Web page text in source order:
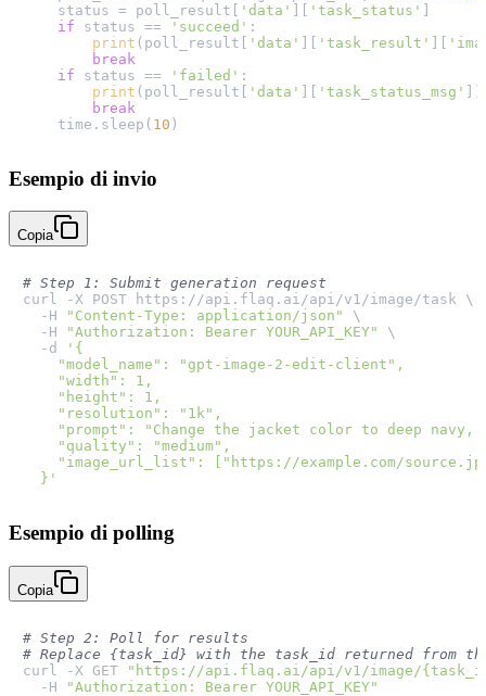
    status = poll_result[
'data' 'task_status'
if status == 'succeed' :
print (poll_result[ 'data' 'task_result'
break
if status == 'failed' :
print (poll_result[ 'data' 'task_status_msg'
break
    time.sleep(
10
Esempio di invio
Copia
# Step 1: Submit generation request
curl -X POST https://api.flaq.ai/api/v1/image/task \
  -H
"Content-Type: application/json"
\
  -H
"Authorization: Bearer YOUR_API_KEY"
\
  -d
'{
    "model_name": "gpt-image-2-edit-client",
    "width": 1,
    "height": 1,
    "resolution": "1k",
"prompt": "Change the jacket color to deep navy,
    "quality": "medium",
"image_url_list": ["https://example.com/
  }'
Esempio di polling
Copia
# Step 2: Poll for results
# Replace {task_id} with the task_id returned from
curl -X GET
"https://api.flaq.ai/api/v1/image/
  -H
"Authorization: Bearer YOUR_API_KEY"